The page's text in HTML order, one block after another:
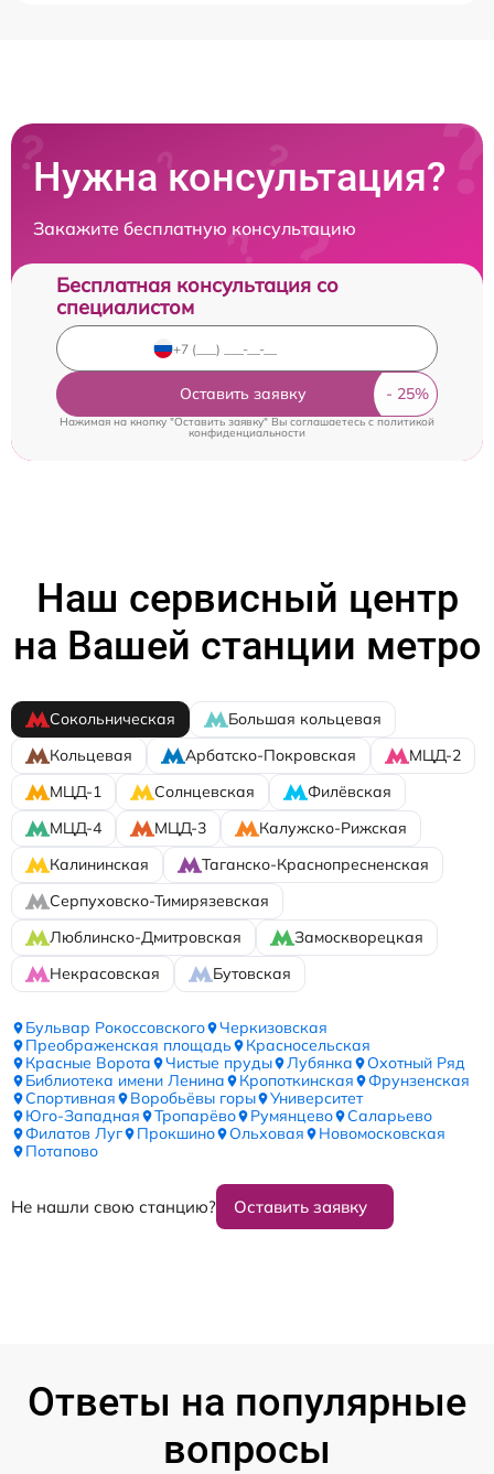
Нужна консультация?
Закажите бесплатную консультацию
Бесплатная консультация со
специалистом
Оставить заявку
Нажимая на кнопку "Оставить заявку" Вы соглашаетесь cполитикой
конфиденциальности
Наш сервисный центр
на Вашей станции метро
Сокольническая
Большая кольцевая
Кольцевая
Арбатско-Покровская
МЦД-2
МЦД-1
Солнцевская
Филёвская
МЦД-4
МЦД-3
Калужско-Рижская
Калининская
Таганско-Краснопресненская
Серпуховско-Тимирязевская
Люблинско-Дмитровская
Замоскворецкая
Некрасовская
Бутовская
Бульвар Рокоссовского
Черкизовская
Преображенская площадь
Красносельская
Красные Ворота
Чистые пруды Лубянка
Охотный Ряд
Библиотека имени Ленина
Кропоткинская
Фрунзенская
Спортивная
Воробьёвы горы
Университет
Юго-Западная
Тропарёво Румянцево
Саларьево
Филатов Луг
Прокшино Ольховая
Новомосковская
Потапово
Не нашли свою станцию? Оставить заявку
Ответы на популярные
вопросы